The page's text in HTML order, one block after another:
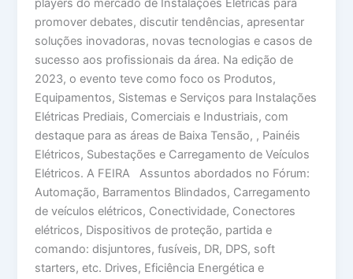
players do mercado de Instalações Elétricas para
promover debates, discutir tendências, apresentar
soluções inovadoras, novas tecnologias e casos de
sucesso aos profissionais da área. Na edição de
2023, o evento teve como foco os Produtos,
Equipamentos, Sistemas e Serviços para Instalações
Elétricas Prediais, Comerciais e Industriais, com
destaque para as áreas de Baixa Tensão, , Painéis
Elétricos, Subestações e Carregamento de Veículos
Elétricos. A FEIRA Assuntos abordados no Fórum:
Automação, Barramentos Blindados, Carregamento
de veículos elétricos, Conectividade, Conectores
elétricos, Dispositivos de proteção, partida e
comando: disjuntores, fusíveis, DR, DPS, soft
starters, etc. Drives, Eficiência Energética e